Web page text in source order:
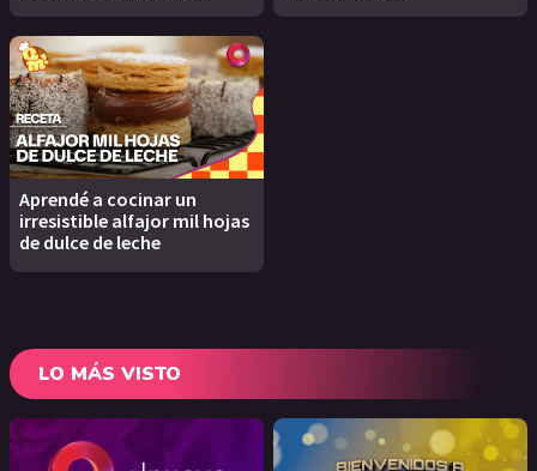
Aprendé a cocinar un
irresistible alfajor mil hojas
de dulce de leche
LO MÁS VISTO